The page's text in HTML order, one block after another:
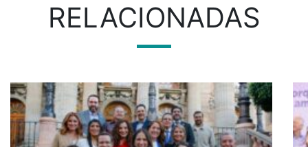
RELACIONADAS